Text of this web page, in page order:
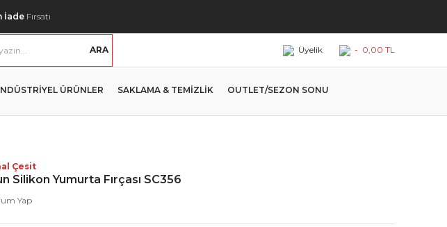
İade Fırsatı
ARA Üyelik - 0,00 TL
ÜRÜNLER SAKLAMA & TEMİZLİK OUTLET/SEZON SONU
Çesit
Silikon Yumurta Fırçası SC356
Yap